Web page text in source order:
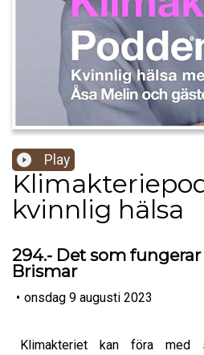
Play
kvinnlig hälsa
294.- Det som
Brismar
• onsdag 9 augusti 2023
Klimakteriet kan föra